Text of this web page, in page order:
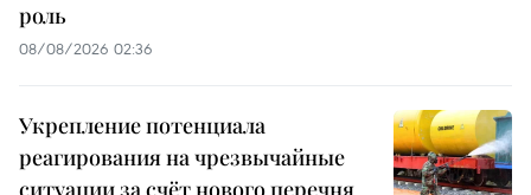
роль
08/08/2026 02:36
Укрепление потенциала
реагирования на чрезвычайные